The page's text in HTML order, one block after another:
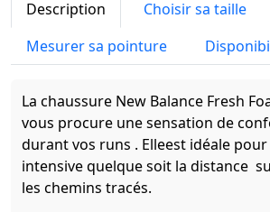
Description
Choisir sa taille
Mesurer sa pointure
La chaussure New Balance Fresh
vous procure une sensation de
durant vos runs . Elleest idéale
intensive quelque soit la distance
les chemins tracés.